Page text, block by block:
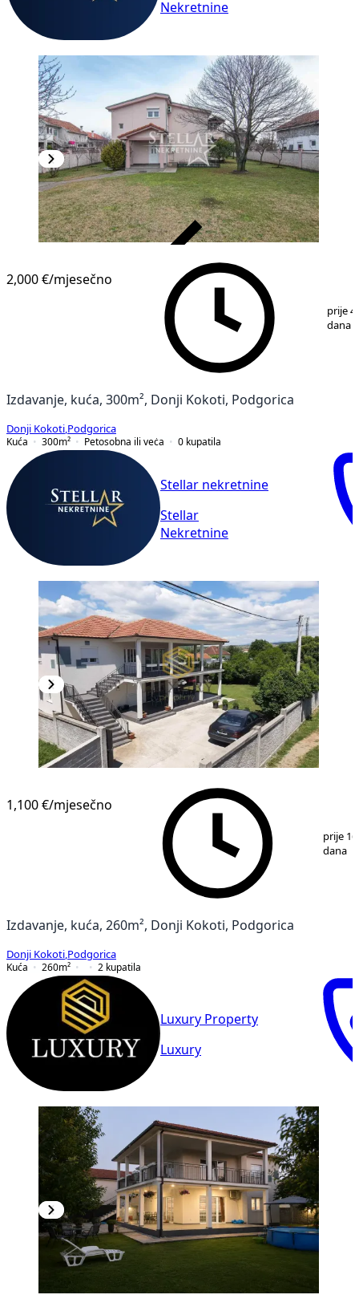
Nekretnine
2,000 €/mjesečno
prije 4
dana
Izdavanje, kuća, 300m², Donji Kokoti, Podgorica
Donji Kokoti Podgorica
Kuća
300m² Petosobna ili veċa 0 kupatila
Stellar nekretnine
Stellar
Nekretnine
1,100 €/mjesečno
prije 16
dana
Izdavanje, kuća, 260m², Donji Kokoti, Podgorica
Donji Kokoti Podgorica
Kuća
260m² 2 kupatila
Luxury Property
Luxury